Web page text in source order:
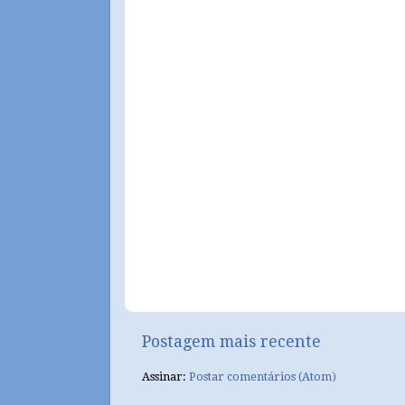
Postagem mais recente
Assinar: Postar comentários (Atom)